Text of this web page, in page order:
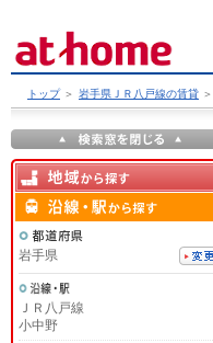
トップ ＞ 岩手県ＪＲ八戸線の賃貸 ＞
岩手県
ＪＲ八戸線
小中野